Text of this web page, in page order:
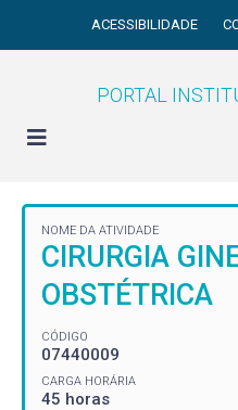
ACESSIBILIDADE
PORTAL
NOME DA ATIVIDADE
CIRURGIA
OBSTÉTRICA
CÓDIGO
07440009
CARGA HORÁRIA
45 horas